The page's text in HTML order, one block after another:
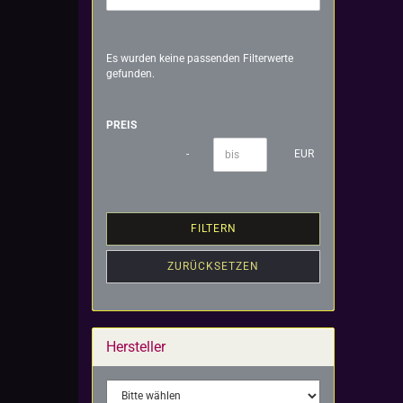
Es wurden keine passenden Filterwerte
gefunden.
PREIS
- EUR
FILTERN
ZURÜCKSETZEN
Hersteller